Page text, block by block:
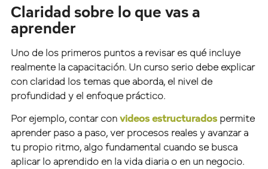
Claridad sobre lo que vas a
aprender
Uno de los primeros puntos a revisar es qué incluye
realmente la capacitación. Un curso serio debe explicar
con claridad los temas que aborda, el nivel de
profundidad y el enfoque práctico.
Por ejemplo, contar convideos estructuradospermite
aprender paso a paso, ver procesos reales y avanzar a
tu propio ritmo, algo fundamental cuando se busca
aplicar lo aprendido en la vida diaria o en un negocio.